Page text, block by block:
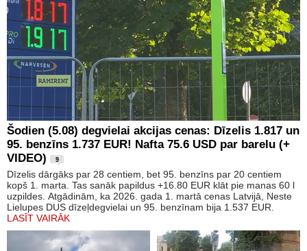
Šodien (5.08) degvielai akcijas cenas: Dīzelis 1.817 un
95. benzīns 1.737 EUR! Nafta 75.6 USD par barelu (+
VIDEO)
9
Dīzelis dārgāks par 28 centiem, bet 95. benzīns par 20 centiem
kopš 1. marta. Tas sanāk papildus +16.80 EUR klāt pie manas 60 l
uzpildes. Atgādinām, ka 2026. gada 1. martā cenas Latvijā, Neste
Lielupes DUS dīzeļdegvielai un 95. benzīnam bija 1.537 EUR.
LASĪT VAIRĀK